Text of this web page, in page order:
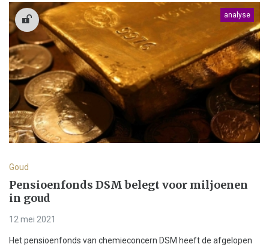
analyse
Goud
Pensioenfonds DSM belegt voor miljoenen
in goud
12 mei 2021
Het pensioenfonds van chemieconcern DSM heeft de afgelopen